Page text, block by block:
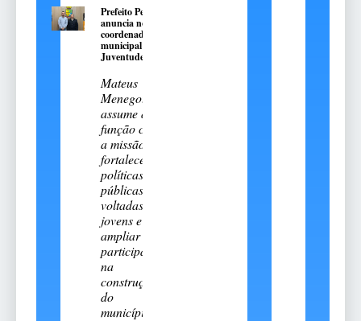
Prefeito Pedro
anuncia novo
coordenador
municipal da
Juventude
Mateus
Menegotto
assume a
função com
a missão de
fortalecer
políticas
públicas
voltadas aos
jovens e
ampliar sua
participação
na
construção
do
município